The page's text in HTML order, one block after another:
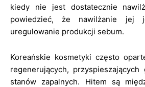
kiedy nie jest dostatecznie
powiedzieć, że nawilżanie jej
uregulowanie produkcji sebum.
Koreańskie kosmetyki często
regenerujących,
stanów zapalnych. Hitem są